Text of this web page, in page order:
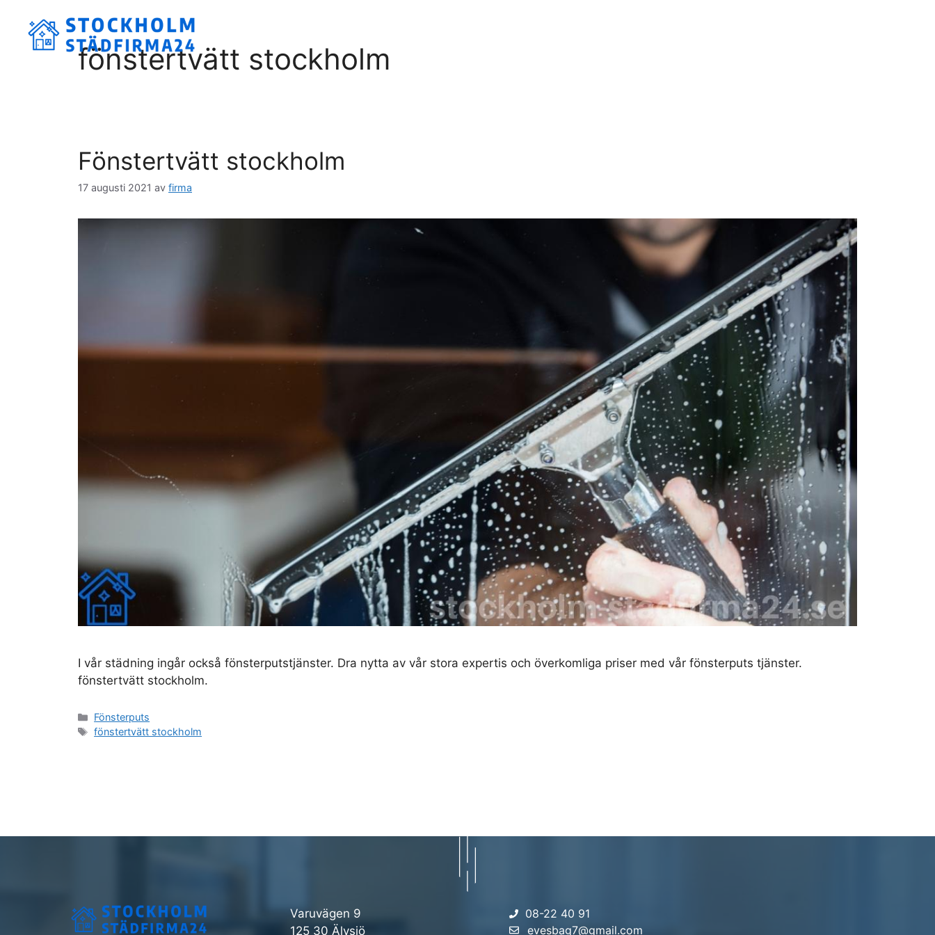
innehåll
fönstertvätt stockholm
Fönstertvätt stockholm
17 augusti 2021 av firma
I vår städning ingår också fönsterputstjänster. Dra nytta av vår stora expertis och överkomliga priser med vår fönsterputs tjänster.
fönstertvätt stockholm.
Kategorier
Fönsterputs
Etiketter
fönstertvätt stockholm
Varuvägen 9
125 30 Älvsjö
08-22 40 91
evesbag7@gmail.com